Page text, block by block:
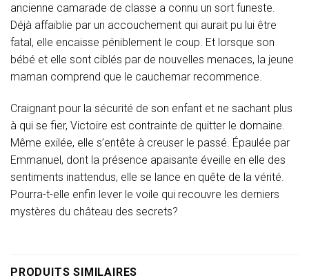
ancienne camarade de classe a connu un sort funeste.
Déjà affaiblie par un accouchement qui aurait pu lui être
fatal, elle encaisse péniblement le coup. Et lorsque son
bébé et elle sont ciblés par de nouvelles menaces, la jeune
maman comprend que le cauchemar recommence.
Craignant pour la sécurité de son enfant et ne sachant plus
à qui se fier, Victoire est contrainte de quitter le domaine.
Même exilée, elle s’entête à creuser le passé. Épaulée par
Emmanuel, dont la présence apaisante éveille en elle des
sentiments inattendus, elle se lance en quête de la vérité.
Pourra-t-elle enfin lever le voile qui recouvre les derniers
mystères du château des secrets?
PRODUITS SIMILAIRES